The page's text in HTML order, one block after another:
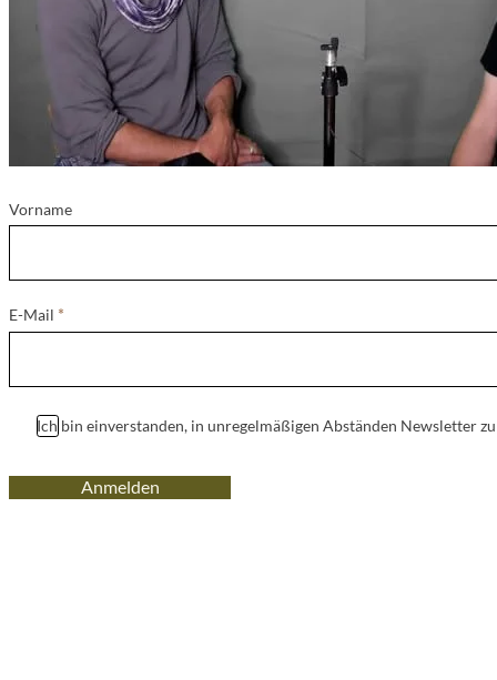
Vorname
E-Mail *
Ich bin einverstanden, in unregelmäßigen Abständen Newsletter
Anmelden